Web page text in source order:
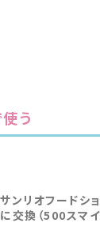
う
サンリオフードシ
に交換（500スマイ